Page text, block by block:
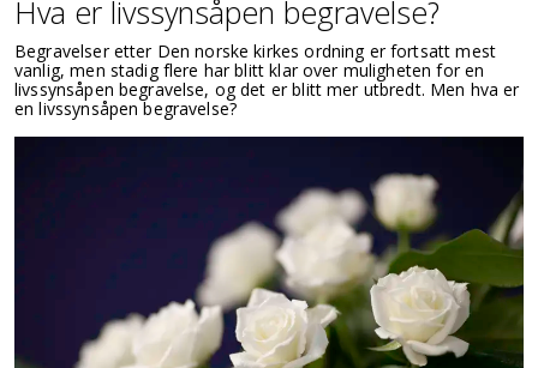
Hva er livssynsåpen begravelse?
Begravelser etter Den norske kirkes ordning er fortsatt mest
vanlig, men stadig flere har blitt klar over muligheten for en
livssynsåpen begravelse, og det er blitt mer utbredt. Men hva er
en livssynsåpen begravelse?